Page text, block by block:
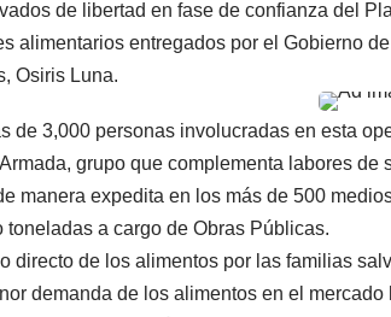
de libertad en fase de confianza del
alimentarios entregados por el Gobierno
Osiris Luna.
de 3,000 personas involucradas en esta
grupo que complementa labores
manera expedita en los más de 500
toneladas a cargo de Obras Públicas.
directo de los alimentos por las familias
demanda de los alimentos en el